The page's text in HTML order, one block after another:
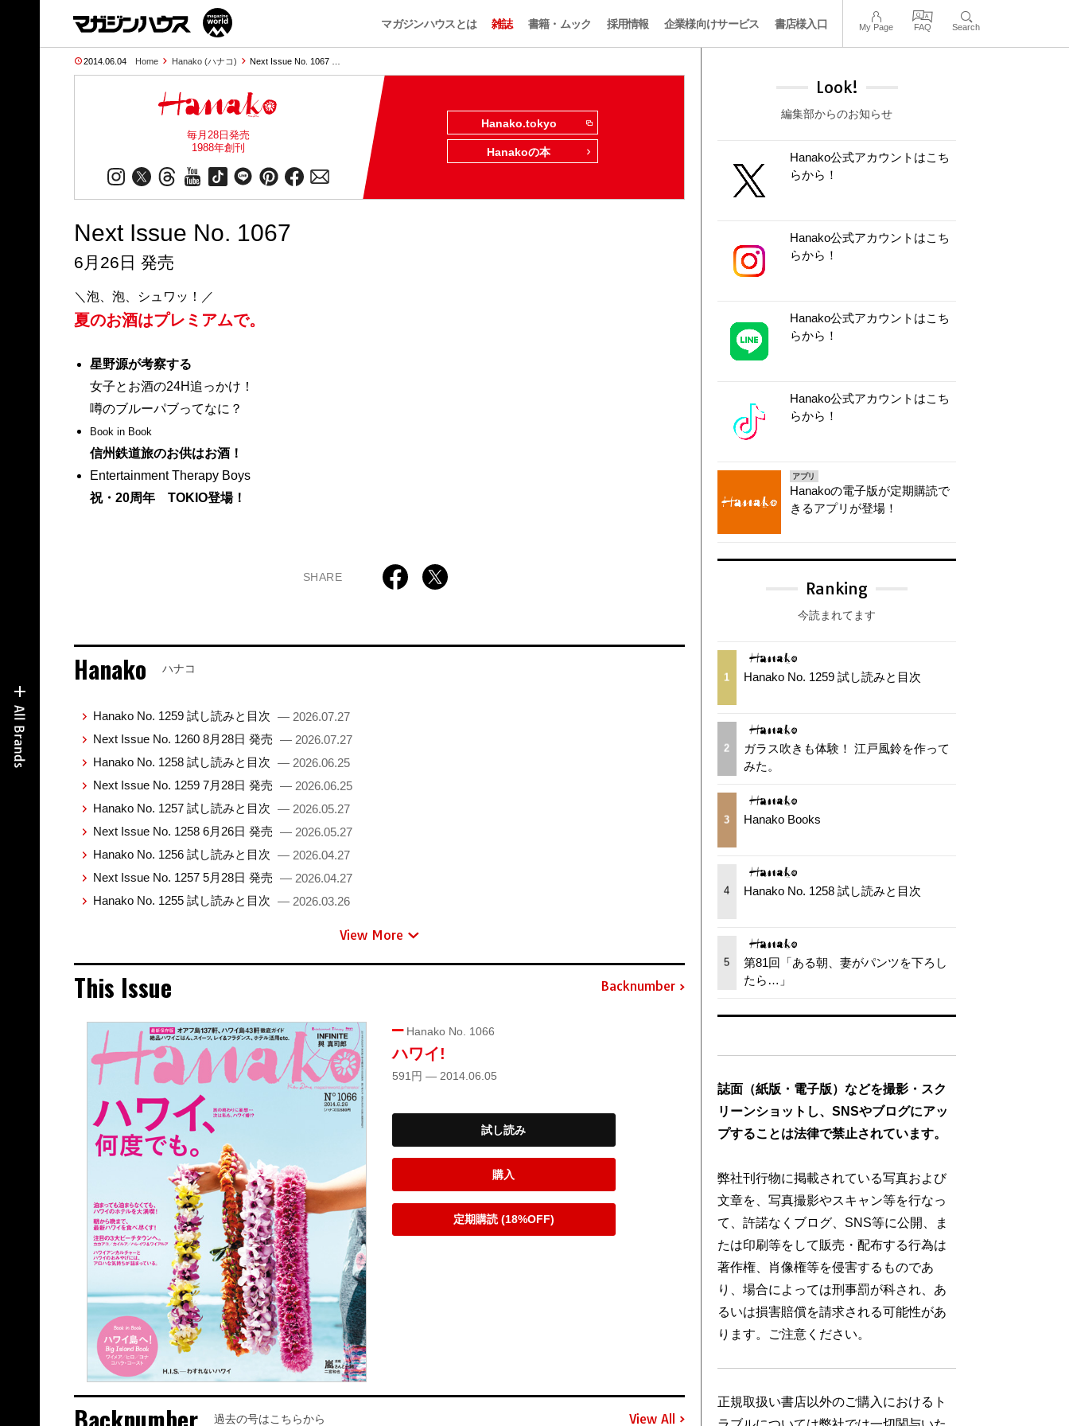
マガジンハウスとは 雑誌 書籍・ムック 採用情報 企業様向けサービス 書店様入口 My Page FAQ Search
2014.06.04 Home Hanako (ハナコ) Next Issue No. 1067 …
毎月28日発売
1988年創刊
Hanako.tokyo
Hanakoの本
Next Issue No. 1067
6月26日 発売
＼泡、泡、シュワッ！／
夏のお酒はプレミアムで。
星野源が考察する
女子とお酒の24H追っかけ！
噂のブルーパブってなに？
Book in Book
信州鉄道旅のお供はお酒！
Entertainment Therapy Boys
祝・20周年 TOKIO登場！
SHARE
Hanako ハナコ
Hanako No. 1259 試し読みと目次 — 2026.07.27
Next Issue No. 1260 8月28日 発売 — 2026.07.27
Hanako No. 1258 試し読みと目次 — 2026.06.25
Next Issue No. 1259 7月28日 発売 — 2026.06.25
Hanako No. 1257 試し読みと目次 — 2026.05.27
Next Issue No. 1258 6月26日 発売 — 2026.05.27
Hanako No. 1256 試し読みと目次 — 2026.04.27
Next Issue No. 1257 5月28日 発売 — 2026.04.27
Hanako No. 1255 試し読みと目次 — 2026.03.26
View More
This Issue Backnumber
Hanako No. 1066
ハワイ!
591円 — 2014.06.05
試し読み
購入
定期購読 (18%OFF)
過去の号はこちらから View All
Look!
編集部からのお知らせ
Hanako公式アカウントはこち
らから！
Hanako公式アカウントはこち
らから！
Hanako公式アカウントはこち
らから！
Hanako公式アカウントはこち
らから！
アプリ
Hanakoの電子版が定期購読で
きるアプリが登場！
Ranking
今読まれてます
1 Hanako No. 1259 試し読みと目次
2
ガラス吹きも体験！ 江戸風鈴を作って
みた。
3 Hanako Books
4 Hanako No. 1258 試し読みと目次
5
第81回「ある朝、妻がパンツを下ろし
たら…」
誌面（紙版・電子版）などを撮影・スク
リーンショットし、SNSやブログにアッ
プすることは法律で禁止されています。
弊社刊行物に掲載されている写真および
文章を、写真撮影やスキャン等を行なっ
て、許諾なくブログ、SNS等に公開、ま
たは印刷等をして販売・配布する行為は
著作権、肖像権等を侵害するものであ
り、場合によっては刑事罰が科され、あ
るいは損害賠償を請求される可能性があ
ります。ご注意ください。
正規取扱い書店以外のご購入におけるト